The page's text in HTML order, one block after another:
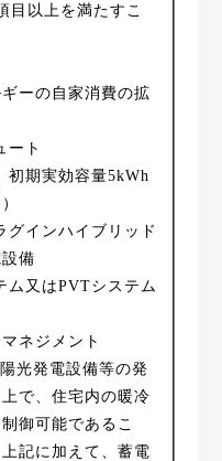
以上を満たすこ
ーの自家消費の拡
ート
初期実効容量5kWh
グインハイブリッド
備
ム又はPVTシステム
ネジメント
光発電設備等の発
で、住宅内の暖冷
御可能であるこ
記に加えて、蓄電